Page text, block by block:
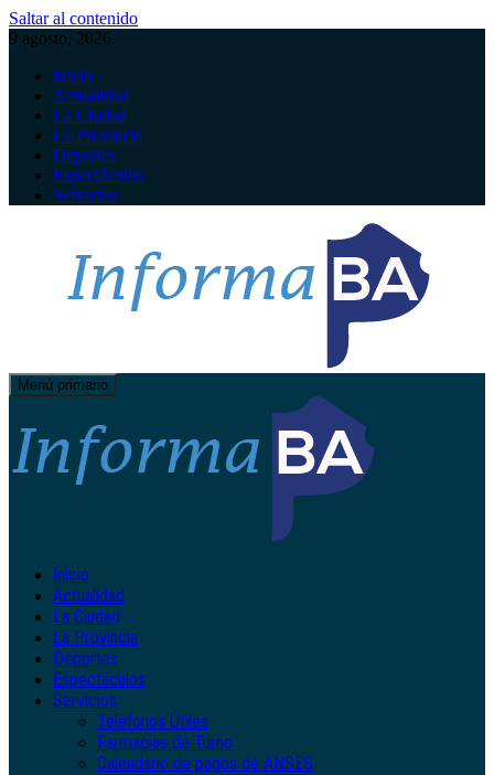
Saltar al contenido
9 agosto, 2026
Inicio
Actualidad
La Ciudad
La Provincia
Deportes
Espectáculos
Servicios
Menú primario
Inicio
Actualidad
La Ciudad
La Provincia
Deportes
Espectáculos
Servicios
Teléfonos Útiles
Farmacias de Turno
Calendario de pagos de ANSES